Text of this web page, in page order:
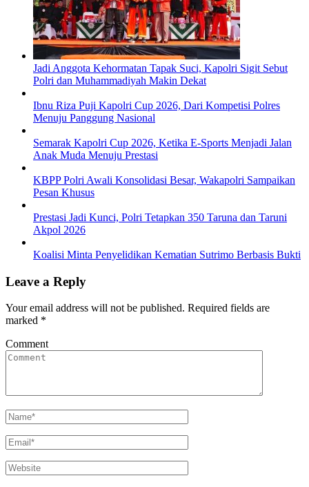
Jadi Anggota Kehormatan Tapak Suci, Kapolri Sigit Sebut
Polri dan Muhammadiyah Makin Dekat
Ibnu Riza Puji Kapolri Cup 2026, Dari Kompetisi Polres
Menuju Panggung Nasional
Semarak Kapolri Cup 2026, Ketika E-Sports Menjadi Jalan
Anak Muda Menuju Prestasi
KBPP Polri Awali Konsolidasi Besar, Wakapolri Sampaikan
Pesan Khusus
Prestasi Jadi Kunci, Polri Tetapkan 350 Taruna dan Taruni
Akpol 2026
Koalisi Minta Penyelidikan Kematian Sutrimo Berbasis Bukti
Leave a Reply
Your email address will not be published. Required fields are
marked *
Comment